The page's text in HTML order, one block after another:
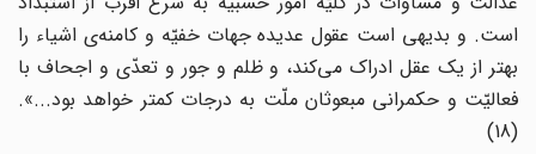
است. و بدیهی است عقول عدیده جهات خفیّه و کامنه‌ی اشیاء را
بهتر از یک عقل ادراک می‌کند، و ظلم و جور و تعدّی و اجحاف با
فعالیّت و حکمرانی مبعوثان ملّت به درجات کمتر خواهد بود...».